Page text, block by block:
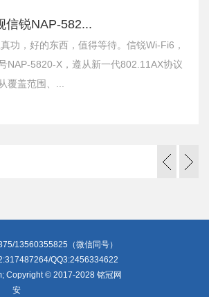
信锐NAP-582...
功，好的东西，值得等待。信锐Wi-Fi6，
NAP-5820-X，遵从新一代802.11AX协议
覆盖范围、...
13560355825（微信同号）
QQ3:2456334622
Copyright © 2017-2028 铭冠网
安